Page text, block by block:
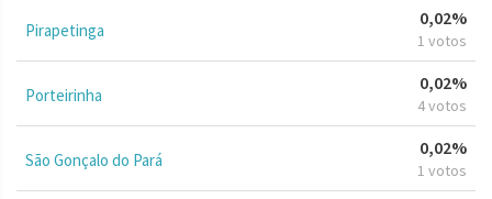
Pirapetinga
0,02%
1 votos
Porteirinha
0,02%
4 votos
São Gonçalo do Pará
0,02%
1 votos